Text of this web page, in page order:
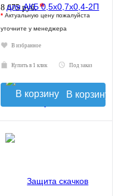
8 675 руб.*
* Актуальную цену пожалуйста
уточните у менеджера
В избранное
Купить в 1 клик Под заказ
В корзину